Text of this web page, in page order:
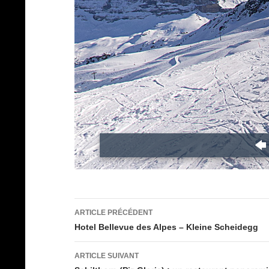
Navigation
des
articles
ARTICLE PRÉCÉDENT
Hotel Bellevue des Alpes – Kleine Scheidegg
ARTICLE SUIVANT